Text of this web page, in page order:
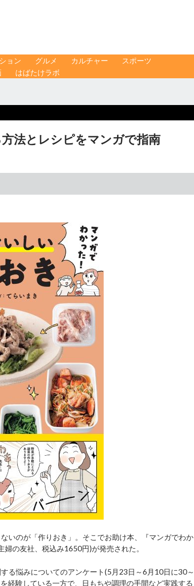
ョン グルメ カルチャー
スポーツ
はばたけラボ
法とレシピをマンガで指南
いのが「作りおき」。そこでお助け本、『マンガでわか
の友社、税込み1650円)が発売された。
る悩みについてのアンケート(5月23日～6月10日に30～
経験している一方で、日もちや調理の手間など実践する